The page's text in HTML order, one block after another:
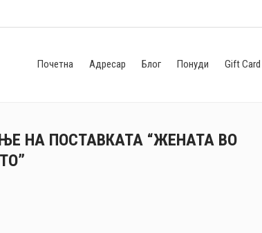
Почетна Адресар Блог Понуди Gift Card
НА ПОСТАВКАТА “ЖЕНАТА ВО